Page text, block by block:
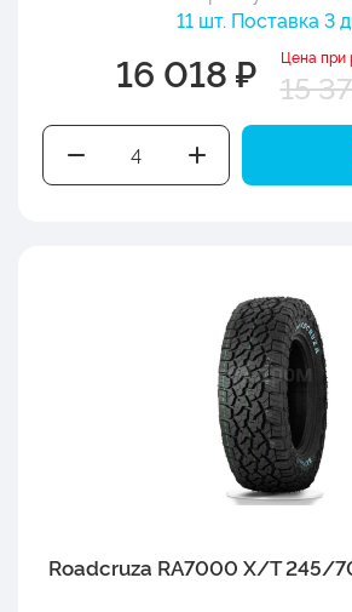
11 шт. Поставка 3
16 018 ₽ Цена при
15
Roadcruza RA7000 X/T 245/70